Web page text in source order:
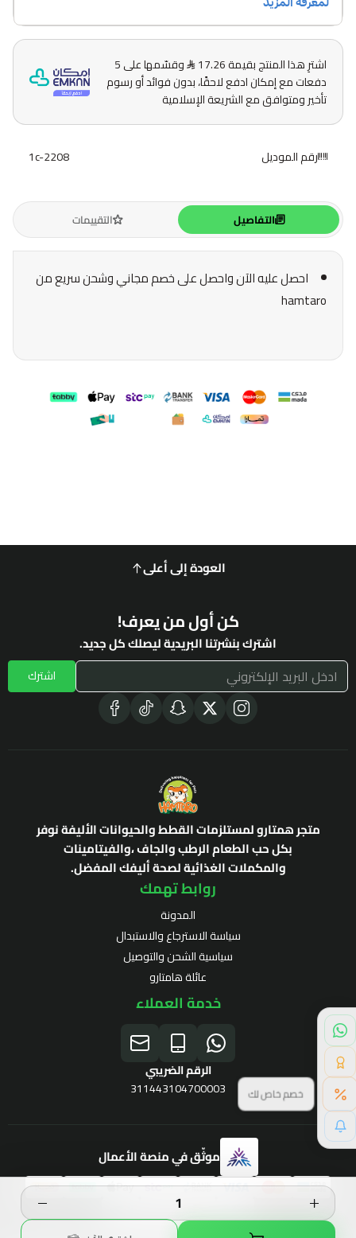
اشترِ هذا المنتج بقيمة 17.26
وقسّمها على 5
دفعات مع إمكان ادفع لاحقًا، بدون فوائد أو رسوم
تأخير ومتوافق مع الشريعة الإسلامية
رقم الموديل 1c-2208
التفاصيل التقييمات
احصل عليه الآن واحصل على خصم مجاني وشحن سريع من
hamtaro
العودة إلى أعلى
كن أول من يعرف!
اشترك بنشرتنا البريدية ليصلك كل جديد.
اشترك
متجر همتارو لمستلزمات القطط والحيوانات الأليفة نوفر
بكل حب الطعام الرطب والجاف ،والفيتامينات
والمكملات الغذائية لصحة أليفك المفضل.
روابط تهمك
المدونة
سياسة الاسترجاع والاستبدال
سياسية الشحن والتوصيل
عائلة هامتارو
خدمة العملاء
الرقم الضريبي
311443104700003
موثّق في منصة الأعمال
الحقوق محفوظة | 2026
برنامج الولاء
خصم خاص لك